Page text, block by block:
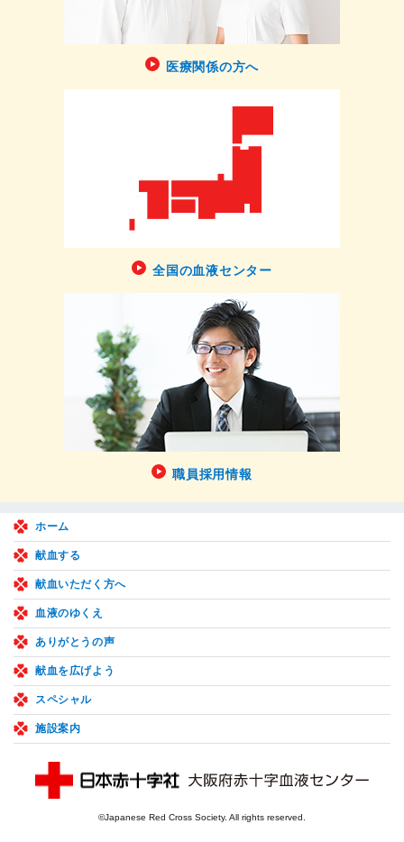
医療関係の方へ
全国の血液センター
職員採用情報
ホーム
献血する
献血いただく方へ
血液のゆくえ
ありがとうの声
献血を広げよう
スペシャル
施設案内
©Japanese Red Cross Society. All rights reserved.